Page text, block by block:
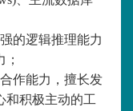
的逻辑推理能力
作能力，擅长发
和积极主动的工